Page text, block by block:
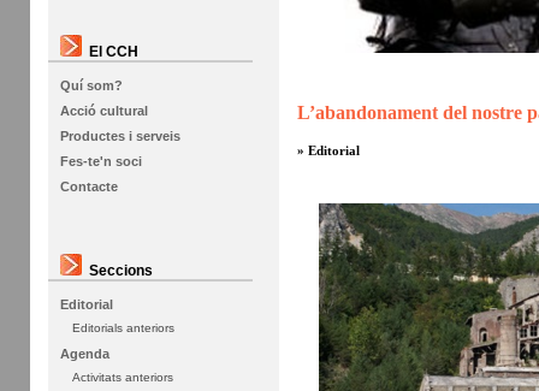
El CCH
Quí som?
Acció cultural
Productes i serveis
Fes-te'n soci
Contacte
Seccions
Editorial
Editorials anteriors
Agenda
Activitats anteriors
L’abandonament del nostre
» Editorial